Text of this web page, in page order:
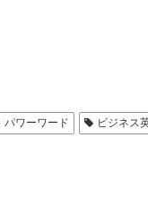
パワーワード ビジネス